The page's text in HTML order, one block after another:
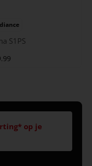
S1PS
op je